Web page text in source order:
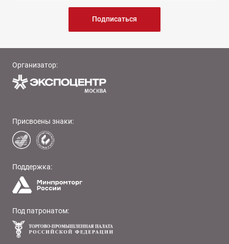
Подписаться
Организатор:
Присвоены знаки:
Поддержка:
Под патронатом: